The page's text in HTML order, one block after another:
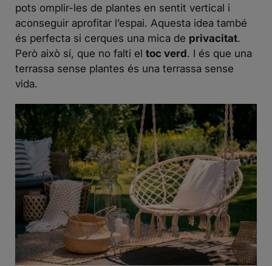
pots omplir-les de plantes en sentit vertical i
aconseguir aprofitar l’espai. Aquesta idea també
és perfecta si cerques una mica de privacitat.
Però això sí, que no falti el toc verd. I és que una
terrassa sense plantes és una terrassa sense
vida.